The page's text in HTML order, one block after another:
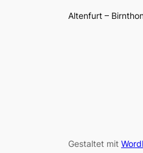
Altenfurt –
Gestaltet mit